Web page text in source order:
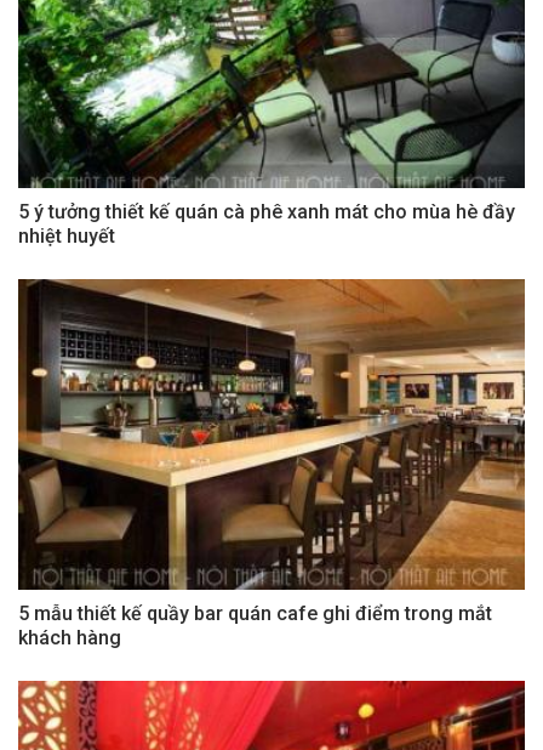
5 ý tưởng thiết kế quán cà phê xanh mát cho mùa hè đầy
nhiệt huyết
5 mẫu thiết kế quầy bar quán cafe ghi điểm trong mắt
khách hàng